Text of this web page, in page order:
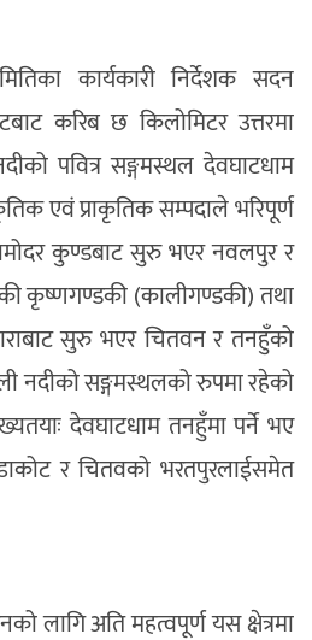
कार्यकारी निर्देशक सदन
करिब छ किलोमिटर उत्तरमा
पवित्र सङ्गमस्थल देवघाटधाम
एवं प्राकृतिक सम्पदाले भरिपूर्ण
कुण्डबाट सुरु भएर नवलपुर र
कृष्णगण्डकी (कालीगण्डकी) तथा
सुरु भएर चितवन र तनहुँको
नदीको सङ्गमस्थलको रुपमा रहेको
देवघाटधाम तनहुँमा पर्ने भए
र चितवको भरतपुरलाईसमेत
लागि अति महत्वपूर्ण यस क्षेत्रमा